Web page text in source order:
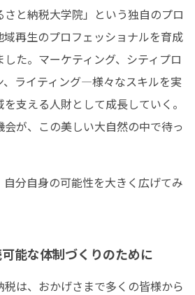
と納税大学院」という独自のプロ
再生のプロフェッショナルを育成
た。マーケティング、シティプロ
、ライティング—様々なスキルを実
支える人財として成長していく。
が、この美しい大自然の中で待っ
分自身の可能性を大きく広げてみ
能な体制づくりのために
は、おかげさまで多くの皆様から